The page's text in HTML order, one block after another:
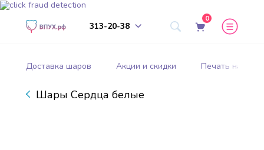
313-20-38
0
Доставка шаров Акции и скидки Печать на
Шары Сердца белые